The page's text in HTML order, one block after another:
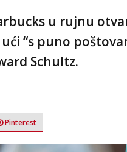
u rujnu
“s puno
Schultz.
Pinterest